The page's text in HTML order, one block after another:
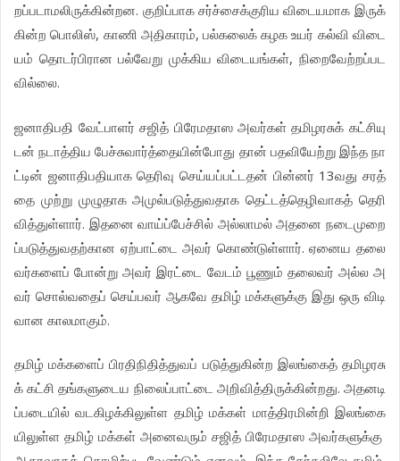
றப்படாமலிருக்கின்றன. குறிப்பாக சர்ச்சைக்குரிய விடையமாக இருக்
கின்ற பொலிஸ், காணி அதிகாரம், பல்கலைக் கழக உயர் கல்வி விடை
யம் தொடர்பிரான பல்வேறு முக்கிய விடையங்கள், நிறைவேற்றப்பட
வில்லை.
ஜனாதிபதி வேட்பாளர் சஜித் பிரேமதாஸ அவர்கள் தமிழரசுக் கட்சியு
டன் நடாத்திய பேச்சுவார்த்தையின்போது தான் பதவியேற்று இந்த நா
ட்டின் ஜனாதிபதியாக தெரிவு செய்யப்பட்டதன் பின்னர் 13வது சரத்
தை முற்று முழுதாக அமுல்படுத்துவதாக தெட்டத்தெழிவாகத் தெரி
வித்துள்ளார். இதனை வாய்ப்பேச்சில் அல்லாமல் அதனை நடைமுறை
ப்படுத்துவதற்கான ஏற்பாட்டை அவர் கொண்டுள்ளார்.ஏனைய தலை
வர்களைப் போன்று அவர் இரட்டை வேடம் பூணும் தலைவர் அல்ல அ
வர் சொல்வதைப் செய்பவர் ஆகவே தமிழ் மக்களுக்கு இது ஒரு விடி
வான காலமாகும்.
தமிழ் மக்களைப் பிரதிநிதித்துவப் படுத்துகின்ற இலங்கைத் தமிழரசு
க் கட்சி தங்களுடைய நிலைப்பாட்டை அறிவித்திருக்கின்றது. அதனடி
ப்படையில் வடகிழக்கிலுள்ள தமிழ் மக்கள் மாத்திரமின்றி இலங்கை
யிலுள்ள தமிழ் மக்கள் அனைவரும் சஜித் பிரேமதாஸ அவர்களுக்கு